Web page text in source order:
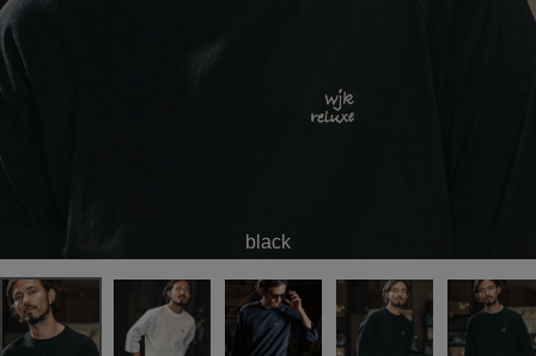
black